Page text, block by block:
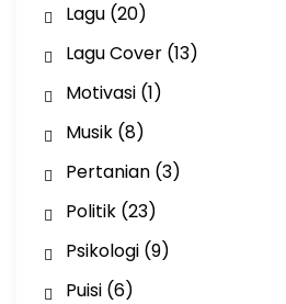
Lagu(20)
Lagu Cover(13)
Motivasi(1)
Musik(8)
Pertanian(3)
Politik(23)
Psikologi(9)
Puisi(6)